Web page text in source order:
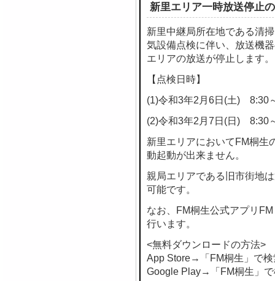
新里エリア一時放送停止
新里中継局所在地である清
気設備点検に伴い、放送機
エリアの放送が停止します。
【点検日時】
(1)令和3年2月6日(土) 8:30
(2)令和3年2月7日(日) 8:30
新里エリアにおいてFM桐生
動起動が出来ません。
親局エリアである旧市街地
可能です。
なお、FM桐生公式アプリ
行います。
<無料ダウンロードの方法>
App Store→「FM桐生」で検
Google Play→「FM桐生」